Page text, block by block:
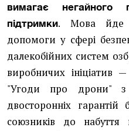
вимагає негайного
підтримки. Мова йде
допомоги у сфері
далекобійних систем
виробничих ініціатив
"Угоди про дрони"
двосторонніх
союзників до набуття